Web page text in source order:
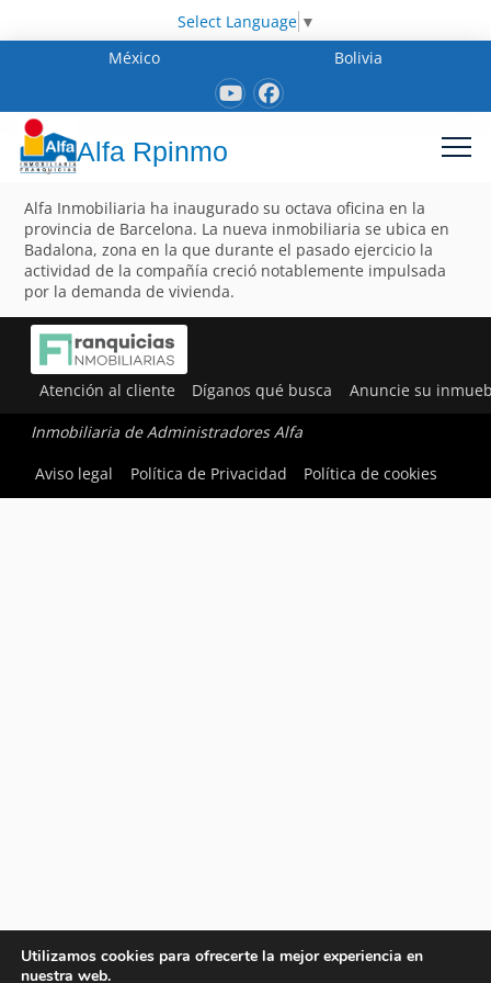
Select Language ▼
México
Bolivia
Alfa Rpinmo
Alfa Inmobiliaria ha inaugurado su octava oficina en la
provincia de Barcelona. La nueva inmobiliaria se ubica en
Badalona, zona en la que durante el pasado ejercicio la
actividad de la compañía creció notablemente impulsada
por la demanda de vivienda.
Atención al cliente Díganos qué busca Anuncie su
Inmobiliaria de Administradores Alfa
Aviso legal
Política de Privacidad Política de cookies
Utilizamos cookies para ofrecerte la mejor experiencia en
nuestra web.